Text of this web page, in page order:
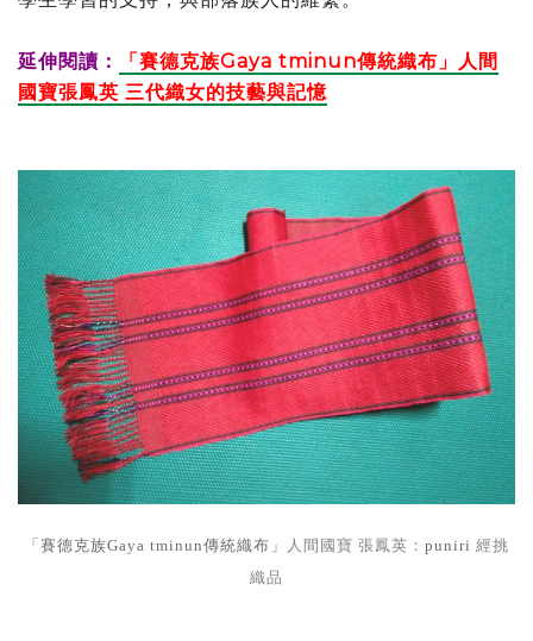
延伸閱讀：
「賽德克族Gaya tminun傳統織布」人間
國寶張鳳英 三代織女的技藝與記憶
「賽德克族Gaya tminun傳統織布」 人間國寶 張鳳英 ： puniri 經挑
織品